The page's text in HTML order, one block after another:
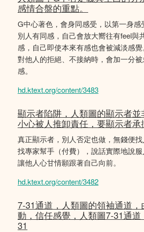
感情合盤的重點。
G中心著色，會身同感受，以第一身
別人有同感，自己會放大嚮往有feel與
感，自己即使本來有感也會被減淡感
對他人的拒絕、不接納時，會加一分
感。
hd.ktext.org/content/3483
顯示者陷阱，人類圖的顯示者並
小心被人推卸責任，要顯示者承
真正顯示者，別人否定也做，無錢便
找專家幫手（付費），說話實際地說服
讓他人心甘情願跟著自己向前。
hd.ktext.org/content/3482
7-31通道，人類圖的領袖通道，
動，信任感覺，人類圖7-31通
31